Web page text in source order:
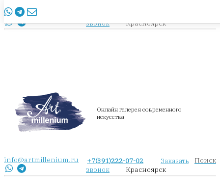
info@artmillenium.ru
звонок
Красноярск
Онлайн галерея современного
искусства
info@artmillenium.ru +7(391)222-07-02
Заказать
звонок
Красноярск
Поиск